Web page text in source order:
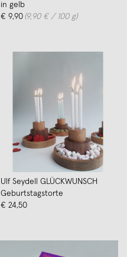
in gelb
€ 9,90 (9,90 € / 100 g)
Ulf Seydell GLÜCKWUNSCH
Geburtstagstorte
€ 24,50